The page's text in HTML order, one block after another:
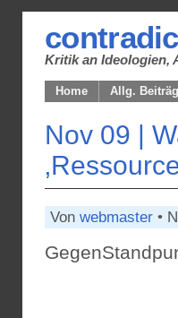
Kritik an Ideologien,
Home Allg.
Nov 09 |
Von webmaster •